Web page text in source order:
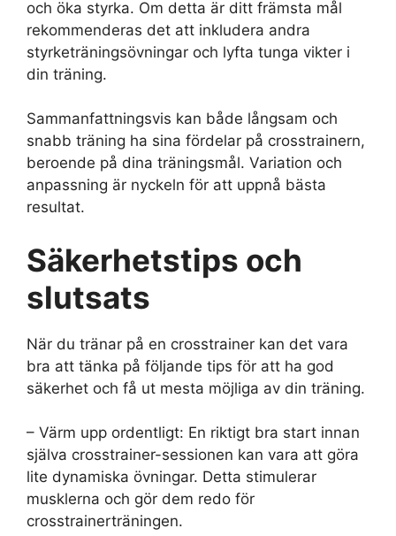
och öka styrka. Om detta är ditt främsta mål
rekommenderas det att inkludera andra
styrketräningsövningar och lyfta tunga vikter i
din träning.
Sammanfattningsvis kan både långsam och
snabb träning ha sina fördelar på crosstrainern,
beroende på dina träningsmål. Variation och
anpassning är nyckeln för att uppnå bästa
resultat.
Säkerhetstips och
slutsats
När du tränar på en crosstrainer kan det vara
bra att tänka på följande tips för att ha god
säkerhet och få ut mesta möjliga av din träning.
– Värm upp ordentligt: En riktigt bra start innan
själva crosstrainer-sessionen kan vara att göra
lite dynamiska övningar. Detta stimulerar
musklerna och gör dem redo för
crosstrainerträningen.